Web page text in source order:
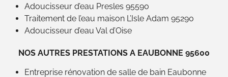
Adoucisseur d’eau Presles 95590
Traitement de l’eau maison L’Isle Adam 95290
Adoucisseur d’eau Val d’Oise
NOS AUTRES PRESTATIONS A EAUBONNE 95600
Entreprise rénovation de salle de bain Eaubonne